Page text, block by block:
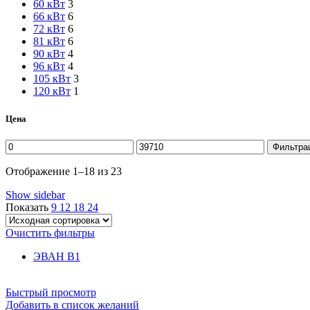
60 кВт 3
66 кВт 6
72 кВт 6
81 кВт 6
90 кВт 4
96 кВт 4
105 кВт 3
120 кВт 1
Цена
Минимальная
цена
Максимальная
цена
Отображение 1–18 из 23
Show sidebar
Показать 9 12 18 24
Очистить фильтры
ЭВАН В1
Быстрый просмотр
Добавить в список желаний